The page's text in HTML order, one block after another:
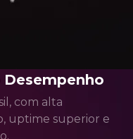
com alta
uptime superior e